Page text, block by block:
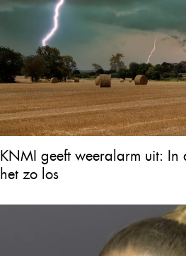
KNMI geeft weeralarm uit:
het zo los